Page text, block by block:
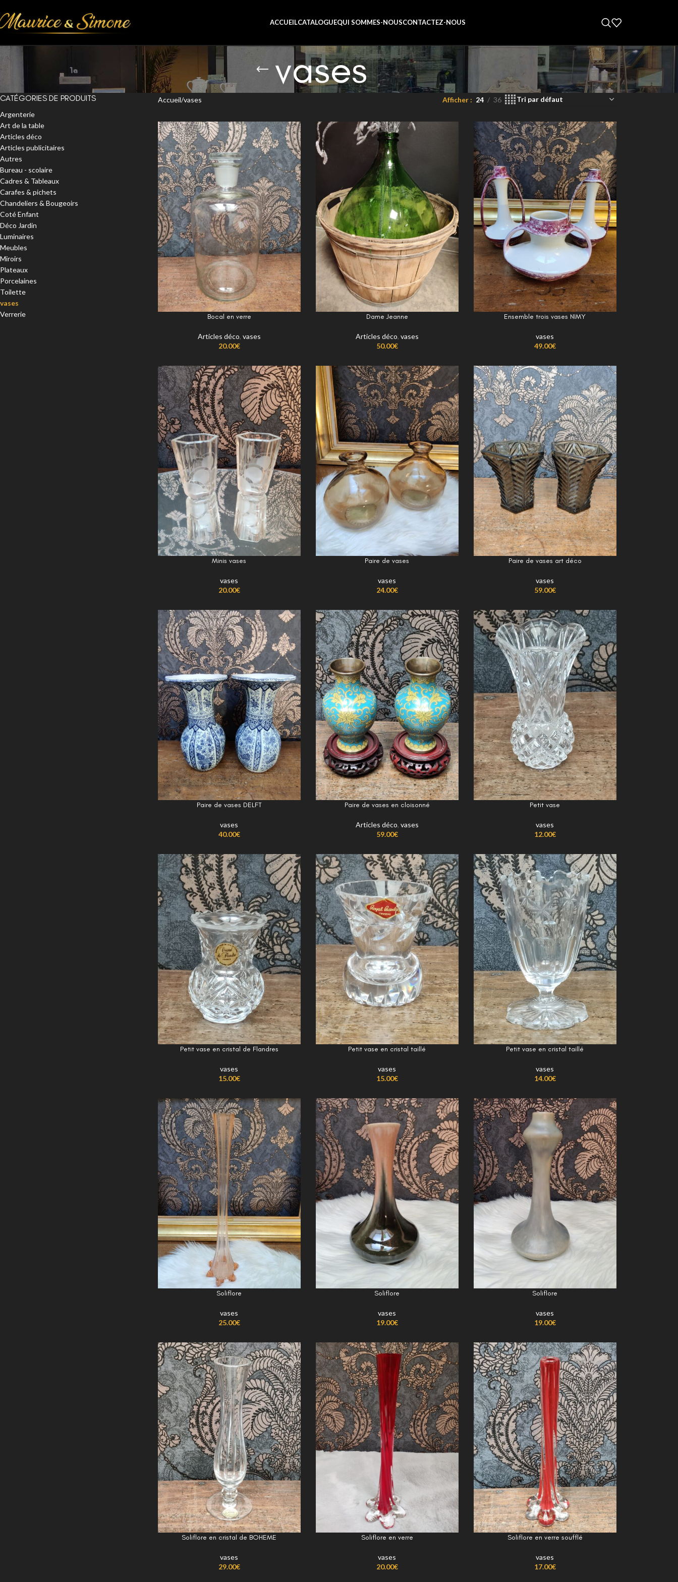
ACCUEILCATALOGUEQUI SOMMES-NOUSCONTACTEZ-NOUS
vases
CATÉGORIES DE PRODUITS
Argenterie
Art de la table
Articles déco
Articles publicitaires
Autres
Bureau - scolaire
Cadres & Tableaux
Carafes & pichets
Chandeliers & Bougeoirs
Coté Enfant
Déco Jardin
Luminaires
Meubles
Miroirs
Plateaux
Porcelaines
Toilette
vases
Verrerie
Accueil vases Afficher 24 36
Bocal en verre
Articles déco, vases
20.00€
Dame Jeanne
Articles déco, vases
50.00€
Ensemble trois vases NIMY
vases
49.00€
Minis vases
vases
20.00€
Paire de vases
vases
24.00€
Paire de vases art déco
vases
59.00€
Paire de vases DELFT
vases
40.00€
Paire de vases en cloisonné
Articles déco, vases
59.00€
Petit vase
vases
12.00€
Petit vase en cristal de Flandres
vases
15.00€
Petit vase en cristal taillé
vases
15.00€
Petit vase en cristal taillé
vases
14.00€
Soliflore
vases
25.00€
Soliflore
vases
19.00€
Soliflore
vases
19.00€
Soliflore en cristal de BOHEME
vases
29.00€
Soliflore en verre
vases
20.00€
Soliflore en verre soufflé
vases
17.00€